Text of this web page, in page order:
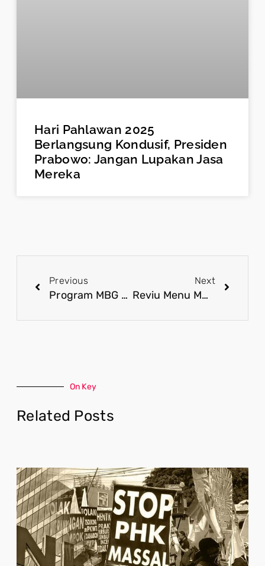
Hari Pahlawan 2025
Berlangsung Kondusif, Presiden
Prabowo: Jangan Lupakan Jasa
Mereka
Previous
Program MBG Diperkuat melalui Reviu Menu dan Evaluasi Berbasis Data
Next
Reviu Menu MBG: Mendengar Masukan, Memperbaiki Layanan
On Key
Related Posts